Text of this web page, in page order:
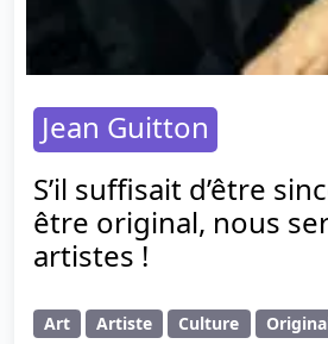
Jean Guitton
S’il suffisait d’être
être original, nous
artistes !
Art Artiste Culture